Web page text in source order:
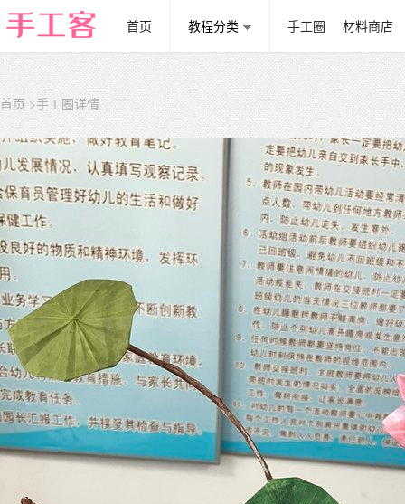
首页 教程分类 手工圈 材料商店
首页>手工圈详情